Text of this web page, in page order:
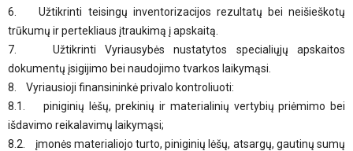
6. Užtikrinti teisingų inventorizacijos rezultatų bei neišieškotų
trūkumų ir pertekliaus įtraukimą į apskaitą.
7. Užtikrinti Vyriausybės nustatytos specialiųjų apskaitos
dokumentų įsigijimo bei naudojimo tvarkos laikymąsi.
8. Vyriausioji finansininkė privalo kontroliuoti:
8.1. piniginių lėšų, prekinių ir materialinių vertybių priėmimo bei
išdavimo reikalavimų laikymąsi;
8.2. įmonės materialiojo turto, piniginių lėšų, atsargų, gautinų sumų